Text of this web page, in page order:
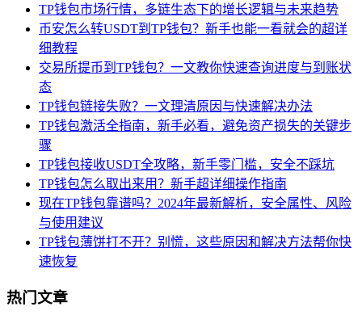
TP钱包市场行情，多链生态下的增长逻辑与未来趋势
币安怎么转USDT到TP钱包？新手也能一看就会的超详
细教程
交易所提币到TP钱包？一文教你快速查询进度与到账状
态
TP钱包链接失败？一文理清原因与快速解决办法
TP钱包激活全指南，新手必看，避免资产损失的关键步
骤
TP钱包接收USDT全攻略，新手零门槛，安全不踩坑
TP钱包怎么取出来用？新手超详细操作指南
现在TP钱包靠谱吗？2024年最新解析，安全属性、风险
与使用建议
TP钱包薄饼打不开？别慌，这些原因和解决方法帮你快
速恢复
热门文章